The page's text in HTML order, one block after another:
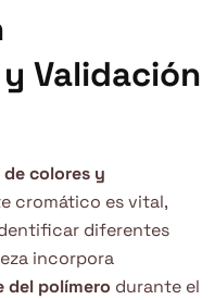
Validación
colores y
cromático es vital,
diferentes
incorpora
del polímero durante el